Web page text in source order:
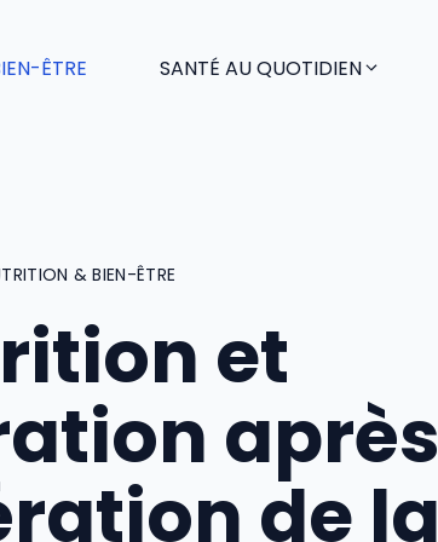
ÊTRE SANTÉ AU QUOTIDIEN
& BIEN-ÊTRE
et
après
de la